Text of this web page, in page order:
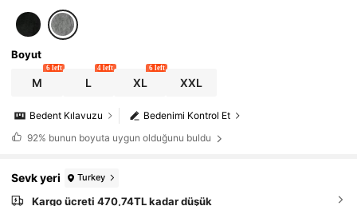
Boyut
M
6 left
L
4 left
XL
6 left
XXL
Bedenimi Kontrol Et
Bedent Kılavuzu
92% bunun boyuta uygun olduğunu buldu
Sevk yeri Turkey
Kargo ücreti 470,74TL kadar düşük